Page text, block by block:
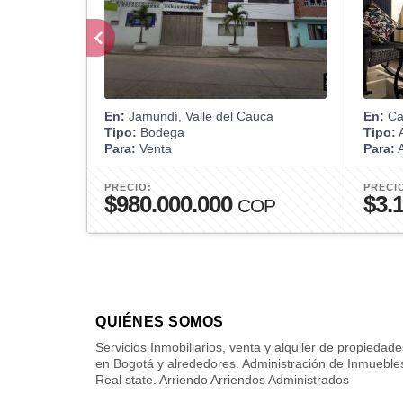
En: Jamundí, Valle del Cauca
Tipo: Bodega
Para: Venta
PRECIO:
$980.000.000 COP
En:
Tipo:
Para:
QUIÉNES SOMOS
Servicios Inmobiliarios, venta y alquiler de
en Bogotá y alrededores. Administración de
Real state. Arriendo Arriendos Administrados